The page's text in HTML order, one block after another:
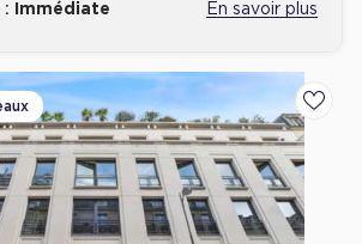
: Immédiate En savoir plus